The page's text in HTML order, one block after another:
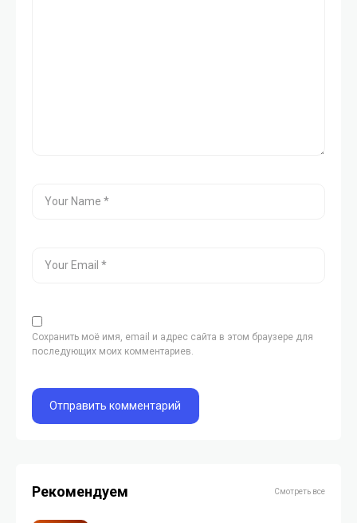
Сохранить моё имя, email и адрес сайта в этом браузере для
последующих моих комментариев.
Рекомендуем Смотреть все